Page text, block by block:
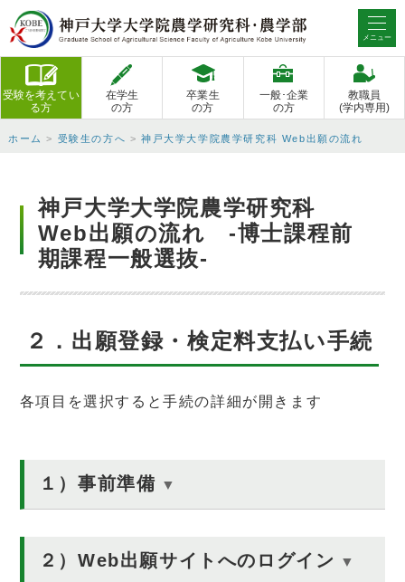
メニュー
受験を考えてい
る方
在学生
の方
卒業生
の方
一般･企業
の方
教職員
(学内専用)
ホーム > 受験生の方へ > 神戸大学大学院農学研究科 Web出願の流れ
神戸大学大学院農学研究科
Web出願の流れ -博士課程前
期課程一般選抜-
２．出願登録・検定料支払い手続
各項目を選択すると手続の詳細が開きます
１）事前準備
２）Web出願サイトへのログイン